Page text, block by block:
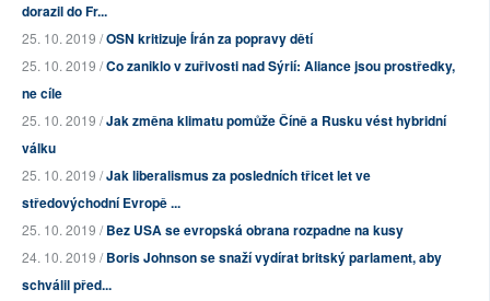
dorazil do Fr...
25. 10. 2019 /OSN kritizuje Írán za popravy dětí
25. 10. 2019 /Co zaniklo v zuřivosti nad Sýrií: Aliance jsou prostředky,
ne cíle
25. 10. 2019 /Jak změna klimatu pomůže Číně a Rusku vést hybridní
válku
25. 10. 2019 /Jak liberalismus za posledních třicet let ve
středovýchodní Evropě ...
25. 10. 2019 /Bez USA se evropská obrana rozpadne na kusy
24. 10. 2019 /Boris Johnson se snaží vydírat britský parlament, aby
schválil před...